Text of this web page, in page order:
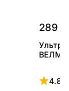
289
4.8